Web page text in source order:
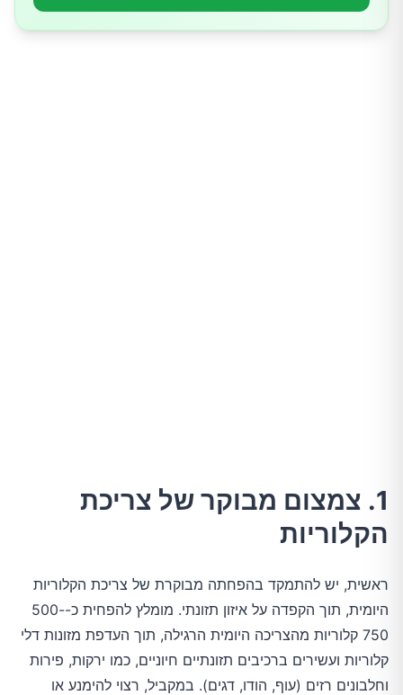
1. צמצום מבוקר של צריכת
הקלוריות
ראשית, יש להתמקד בהפחתה מבוקרת של צריכת הקלוריות
היומית, תוך הקפדה על איזון תזונתי. מומלץ להפחית כ-500-
750 קלוריות מהצריכה היומית הרגילה, תוך העדפת מזונות דלי
קלוריות ועשירים ברכיבים תזונתיים חיוניים, כמו ירקות, פירות
וחלבונים רזים (עוף, הודו, דגים). במקביל, רצוי להימנע או